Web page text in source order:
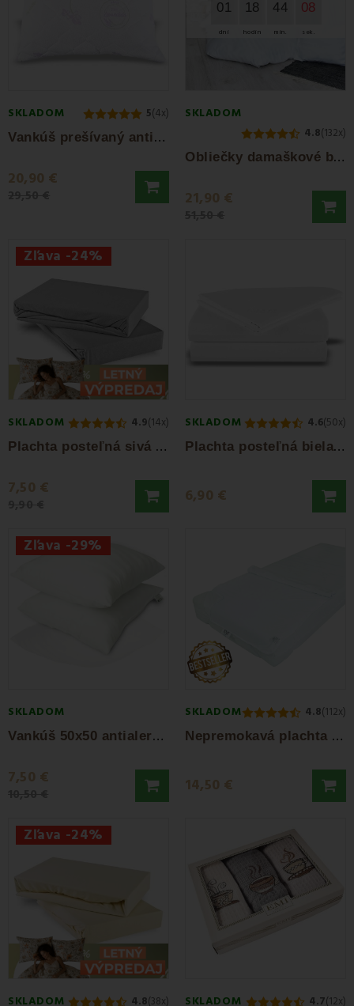
SKLADOM 5(4x)
V
ankúš prešívaný antialergický Lavender EMI
20,90 €
01
dní
18
hodín
44
min.
07
sek.
SKLADOM
4.8(132x)
O
bliečky damaškové biele EMI
21,90 €
Zľava -24%
SKLADOM 4.9(14x)
P
lachta posteľná sivá jersey EMI
7,50 €
SKLADOM 4.6(50x)
P
lachta posteľná biela pevná Daria EMI
6,90 €
Zľava -29%
SKLADOM
V
ankúš 50x50 antialergický EMI standard
7,50 €
SKLADOM 4.8(112x)
N
epremokavá plachta s gumičkou po rohoch EMI
14,50 €
Zľava -24%
SKLADOM 4.8(38x) SKLADOM 4.7(12x)